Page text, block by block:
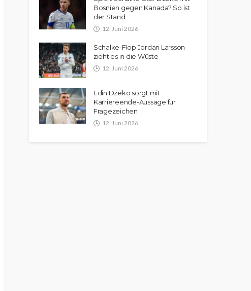
Bosnien gegen Kanada? So ist
der Stand
12. Juni 2026
Schalke-Flop Jordan Larsson
zieht es in die Wüste
12. Juni 2026
Edin Dzeko sorgt mit
Karriereende-Aussage für
Fragezeichen
12. Juni 2026